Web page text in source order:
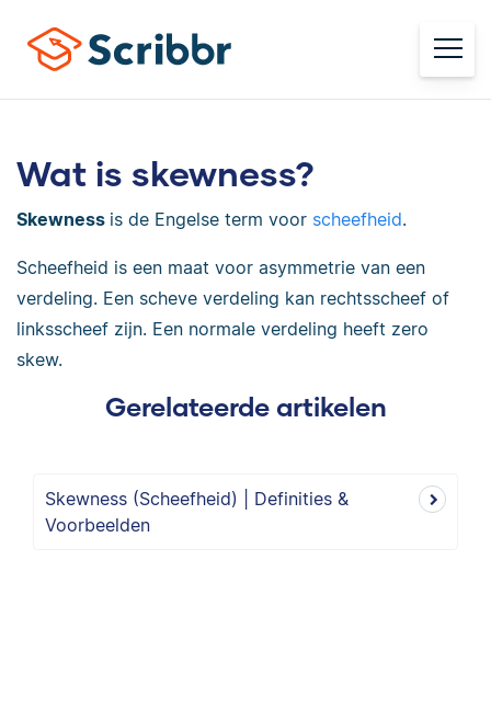
Wat is skewness?
Skewness is de Engelse term voor scheefheid.
Scheefheid is een maat voor asymmetrie van een
verdeling. Een scheve verdeling kan rechtsscheef of
linksscheef zijn. Een normale verdeling heeft zero
skew.
Gerelateerde artikelen
Skewness (Scheefheid) | Definities &
Voorbeelden